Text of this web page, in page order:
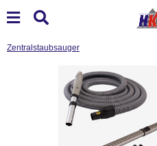
Zentralstaubsauger